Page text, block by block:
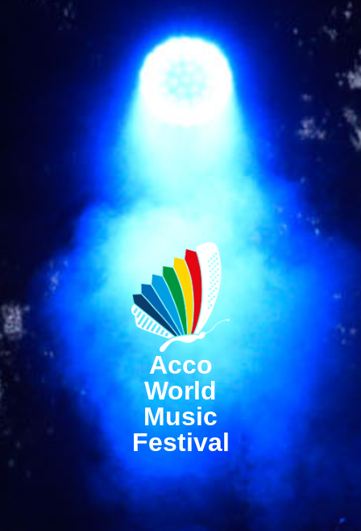
Acco
World
Music
Festival